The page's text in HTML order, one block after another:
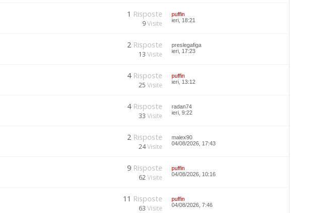
1 Risposte
9Visite
puffin
ieri, 18:21
2 Risposte
13 Visite
preslegafiga
ieri, 17:23
4 Risposte
25 Visite
puffin
ieri, 13:12
4 Risposte
33 Visite
radan74
ieri, 9:22
2 Risposte
24Visite
malex90
04/08/2026, 17:43
9 Risposte
62Visite
puffin
04/08/2026, 10:16
11 Risposte
63 Visite
puffin
04/08/2026, 7:46